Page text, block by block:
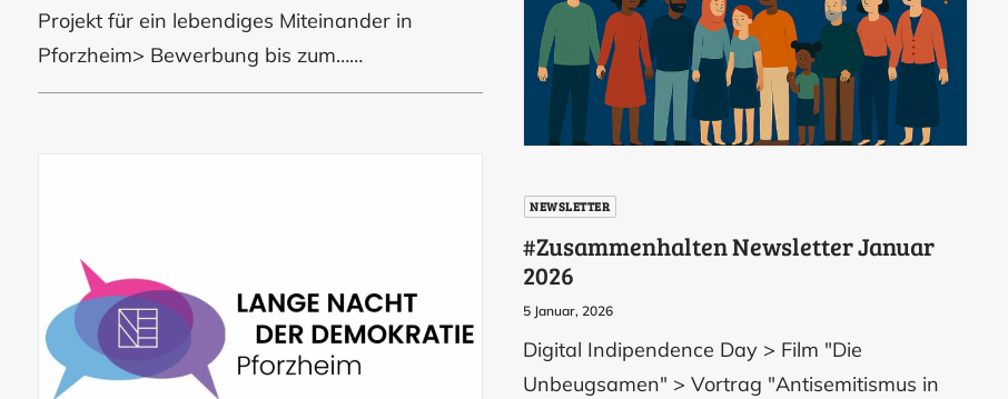
Projekt für ein lebendiges Miteinander in
Pforzheim> Bewerbung bis zum……
NEWSLETTER
#Zusammenhalten Newsletter Januar
2026
5 Januar, 2026
Digital Indipendence Day > Film "Die
Unbeugsamen" > Vortrag "Antisemitismus in